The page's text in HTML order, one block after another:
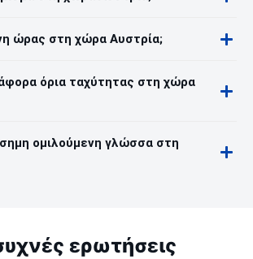
ώρας στη χώρα Αυστρία;
όρια ταχύτητας στη χώρα
ομιλούμενη γλώσσα στη
ερωτήσεις